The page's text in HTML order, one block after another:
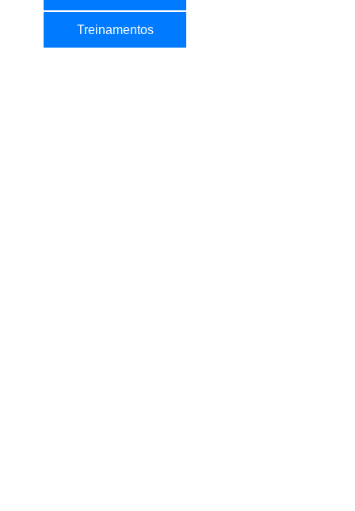
Treinamentos